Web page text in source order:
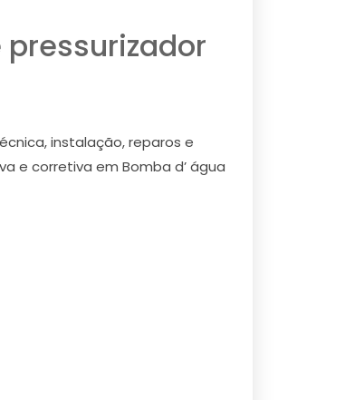
instalação, reparos e
e corretiva em Bomba d’ água